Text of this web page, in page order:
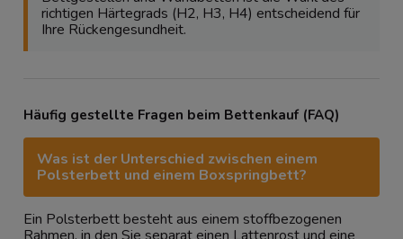
richtigen Härtegrads (H2, H3, H4) entscheidend für
Ihre Rückengesundheit.
Häufig gestellte Fragen beim Bettenkauf (FAQ)
Was ist der Unterschied zwischen einem
Polsterbett und einem Boxspringbett?
Ein Polsterbett besteht aus einem stoffbezogenen